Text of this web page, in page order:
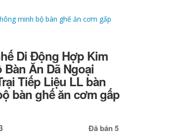
minh bộ bàn ghế ăn cơm gấp
Di Động Hợp Kim
Ăn Dã Ngoại
Tiếp Liệu LL bàn
bàn ghế ăn cơm gấp
Đã bán 5